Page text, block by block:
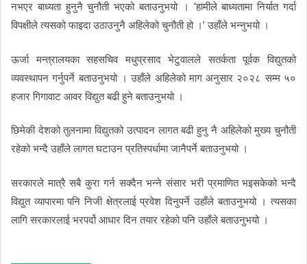
नभएर बाध्यता हुनुनै चुनौती भएको बताउनुभयो । ’हामीले बाध्यतामा निर्यात गर्दा
विपक्षीले त्यसको फाइदा उठाउनुनै अहिलेको चुनौती हो ।’ उहाँले भन्नुभयो ।
ऊर्जा मन्त्रालयका सहसचिव मधुप्रसाद भेटुवालले सतर्कता पूर्वक विद्युतको
व्यवस्थापन गर्नुपर्ने बताउनुभयो । उहाँले अहिलेको माग अनुसार २०२८ सम्म ५०
हजार गिगावाट आवर विद्युत बढी हुने बताउनुभयो ।
छिमेकी देशको तुलनामा विद्युतको उत्पादन लागत बढी हुनु नै अहिलेको मुख्य चुनौती
रहेको भन्दै उहाँले लागत घटाउन प्रतिस्पर्धामा जानैपर्ने बताउनुभयो ।
सरकारले मात्रै सबै कुरा गर्न सक्दैन भन्ने संसार भरी प्रमाणित भइसकेको भन्दै
विद्युत व्यापारमा पनि निजी क्षेत्रलाई प्रवेश दिनुपर्ने उहाँले बताउनुभयो । त्यसका
लागि सरकारलाई भरपर्दो आधार दिन तयार रहेको पनि उहाँले बताउनुभयो ।